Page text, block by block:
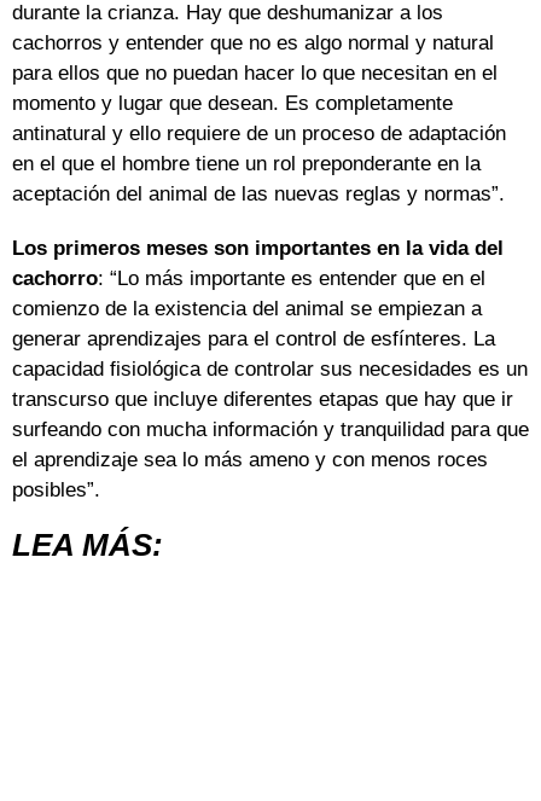
durante la crianza. Hay que deshumanizar a los
cachorros y entender que no es algo normal y natural
para ellos que no puedan hacer lo que necesitan en el
momento y lugar que desean. Es completamente
antinatural y ello requiere de un proceso de adaptación
en el que el hombre tiene un rol preponderante en la
aceptación del animal de las nuevas reglas y normas”.
Los primeros meses son importantes en la vida del
cachorro: “Lo más importante es entender que en el
comienzo de la existencia del animal se empiezan a
generar aprendizajes para el control de esfínteres. La
capacidad fisiológica de controlar sus necesidades es un
transcurso que incluye diferentes etapas que hay que ir
surfeando con mucha información y tranquilidad para que
el aprendizaje sea lo más ameno y con menos roces
posibles”.
LEA MÁS: